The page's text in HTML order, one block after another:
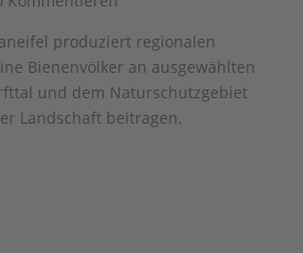
produziert regionalen
Bienenvölker an ausgewählten
und dem Naturschutzgebiet
Landschaft beitragen.